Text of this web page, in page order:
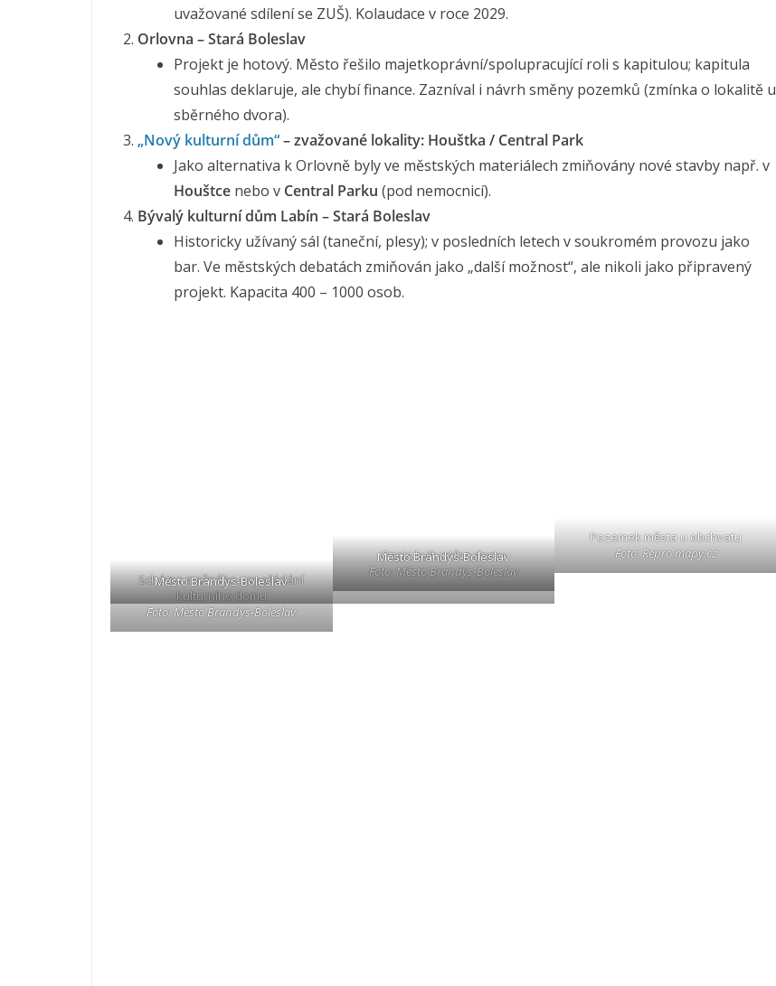
uvažované sdílení se ZUŠ). Kolaudace v roce 2029.
Orlovna – Stará Boleslav
Projekt je hotový. Město řešilo majetkoprávní/spolupracující roli s kapitulou; kapitula
souhlas deklaruje, ale chybí finance. Zazníval i návrh směny pozemků (zmínka o lokalitě u
sběrného dvora).
„Nový kulturní dům“– zvažované lokality: Houštka / Central Park
Jako alternativa k Orlovně byly ve městských materiálech zmiňovány nové stavby např. v
Houštce nebo v Central Parku (pod nemocnicí).
Bývalý kulturní dům Labín – Stará Boleslav
Historicky užívaný sál (taneční, plesy); v posledních letech v soukromém provozu jako
bar. Ve městských debatách zmiňován jako „další možnost“, ale nikoli jako připravený
projekt. Kapacita 400 – 1000 osob.
Schéma možného uspořádání
kulturního domu
Foto: Město Brandýs-Boleslav
Město Brandýs-Boleslav
Popis kulturního domu
Foto: Město Brandýs-Boleslav
Město Brandýs-Boleslav
Pozemek města u obchvatu
Foto: Repro mapy.cz